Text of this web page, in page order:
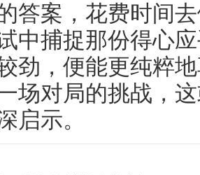
答案，花费时间
中捕捉那份得心
劲，便能更纯粹
场对局的挑战，
启示。